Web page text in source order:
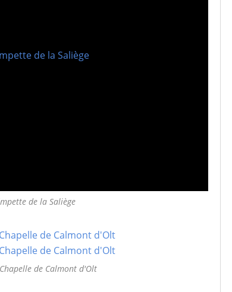
de la Saliège
de Calmont d'Olt